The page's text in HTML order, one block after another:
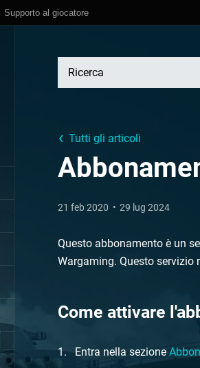
Supporto al giocatore
Tutti gli articoli
21 feb 2020 29 lug 2024
Questo abbonamento è un
Wargaming. Questo
Come attivare
Entra nella sezione